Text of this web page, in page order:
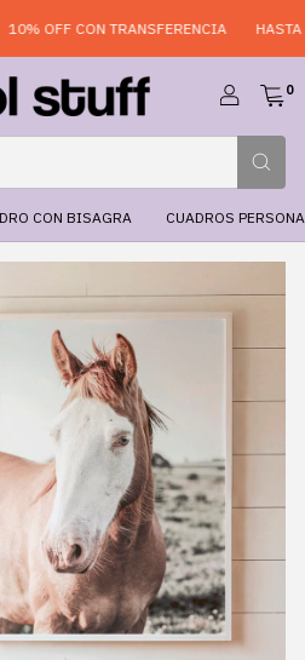
OFF CON TRANSFERENCIA HASTA 6
0
CON BISAGRA CUADROS